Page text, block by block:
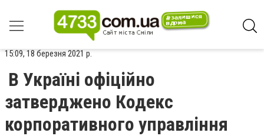
15:09, 18 березня 2021 р.
В Україні офіційно
затверджено Кодекс
корпоративного управління